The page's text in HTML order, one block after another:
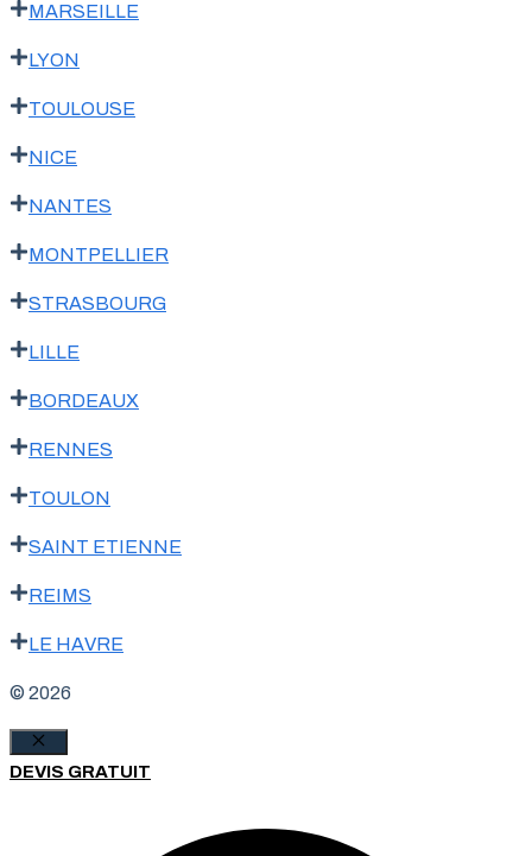
MARSEILLE
LYON
TOULOUSE
NICE
NANTES
MONTPELLIER
STRASBOURG
LILLE
BORDEAUX
RENNES
TOULON
SAINT ETIENNE
REIMS
LE HAVRE
© 2026
Fermer
DEVIS GRATUIT